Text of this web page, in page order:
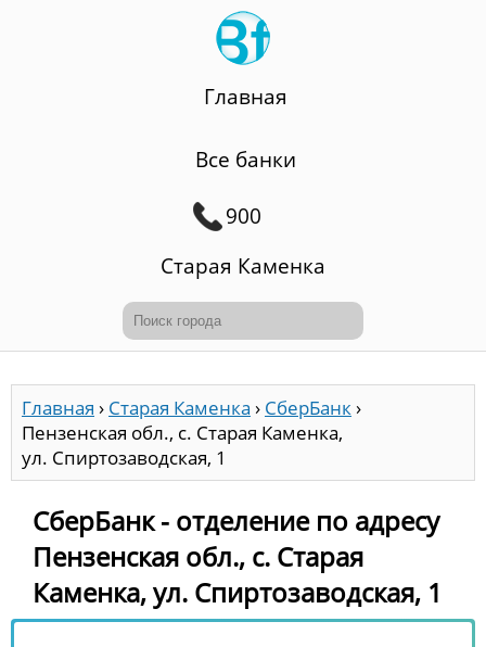
Главная
Все банки
900
Старая Каменка
Главная › Старая Каменка › СберБанк›
Пензенская обл., с. Старая Каменка,
ул. Спиртозаводская, 1
СберБанк - отделение по адресу
Пензенская обл., с. Старая
Каменка, ул. Спиртозаводская, 1